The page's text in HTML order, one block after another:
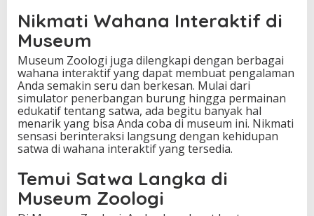
Nikmati Wahana Interaktif di
Museum
Museum Zoologi juga dilengkapi dengan berbagai
wahana interaktif yang dapat membuat pengalaman
Anda semakin seru dan berkesan. Mulai dari
simulator penerbangan burung hingga permainan
edukatif tentang satwa, ada begitu banyak hal
menarik yang bisa Anda coba di museum ini. Nikmati
sensasi berinteraksi langsung dengan kehidupan
satwa di wahana interaktif yang tersedia.
Temui Satwa Langka di
Museum Zoologi